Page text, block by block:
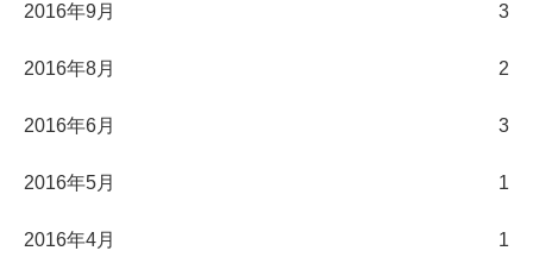
2016年9月 3
2016年8月 2
2016年6月 3
2016年5月 1
2016年4月 1